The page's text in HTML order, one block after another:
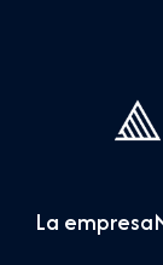
La empresa